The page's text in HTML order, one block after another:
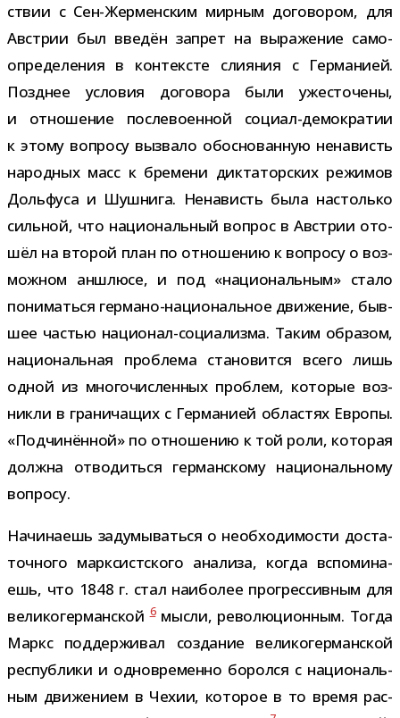
ствии с Сен-​Жерменским мир­ным дого­во­ром, для
Австрии был вве­дён запрет на выра­же­ние само­
опре­де­ле­ния в кон­тек­сте сли­я­ния с Германией.
Позднее усло­вия дого­вора были уже­сто­чены,
и отно­ше­ние после­во­ен­ной социал-​демократии
к этому вопросу вызвало обос­но­ван­ную нена­висть
народ­ных масс к бре­мени дик­та­тор­ских режи­мов
Дольфуса и Шушнига. Ненависть была настолько
силь­ной, что наци­о­наль­ный вопрос в Австрии ото­
шёл на вто­рой план по отно­ше­нию к вопросу о воз­
мож­ном аншлюсе, и под «наци­о­наль­ным» стало
пони­маться германо-​национальное дви­же­ние, быв­
шее частью национал-​социализма. Таким обра­зом,
наци­о­наль­ная про­блема ста­но­вится всего лишь
одной из мно­го­чис­лен­ных про­блем, кото­рые воз­
никли в гра­ни­ча­щих с Германией обла­стях Европы.
«Подчинённой» по отно­ше­нию к той роли, кото­рая
должна отво­диться гер­ман­скому наци­о­наль­ному
вопросу.
Начинаешь заду­мы­ваться о необ­хо­ди­мо­сти доста­
точ­ного марк­сист­ского ана­лиза, когда вспо­ми­на­
ешь, что 1848 г. стал наи­бо­лее про­грес­сив­ным для
вели­ко­гер­ман­ской6мысли, рево­лю­ци­он­ным. Тогда
Маркс под­дер­жи­вал созда­ние вели­ко­гер­ман­ской
рес­пуб­лики и одно­вре­менно боролся с наци­о­наль­
ным дви­же­нием в Чехии, кото­рое в то время рас­